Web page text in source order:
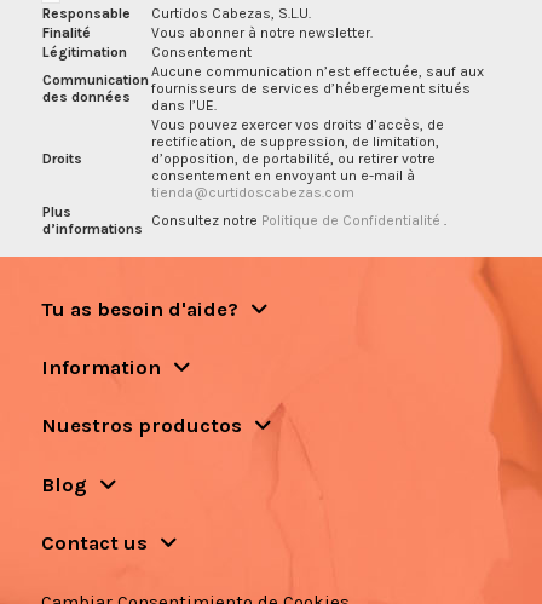
Responsable
Curtidos Cabezas, S.L.U.
Finalité
Vous abonner à notre newsletter.
Légitimation
Consentement
Communication
des données
Aucune communication n’est effectuée, sauf aux
fournisseurs de services d’hébergement situés
dans l’UE.
Droits
Vous pouvez exercer vos droits d’accès, de
rectification, de suppression, de limitation,
d’opposition, de portabilité, ou retirer votre
consentement en envoyant un e-mail à
tienda@curtidoscabezas.com
Plus
d’informations
Consultez notre Politique de Confidentialité .
Tu as besoin d'aide?
Information
Nuestros productos
Blog
Contact us